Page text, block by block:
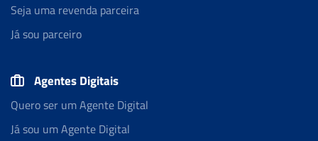
Seja uma revenda parceira
Já sou parceiro
Agentes Digitais
Quero ser um Agente Digital
Já sou um Agente Digital